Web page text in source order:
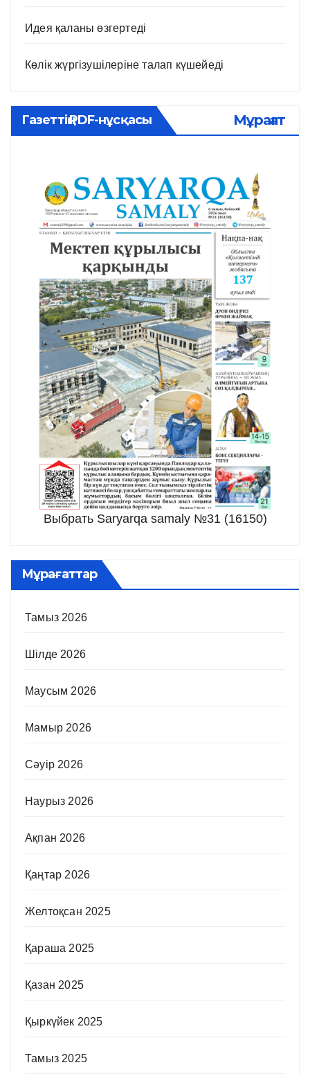
Идея қаланы өзгертеді
Көлік жүргізушілеріне талап күшейеді
Газеттің PDF-нұсқасы Мұрағат
Выбрать Saryarqa samaly №31 (16150)
Мұрағаттар
Тамыз 2026
Шілде 2026
Маусым 2026
Мамыр 2026
Сәуір 2026
Наурыз 2026
Ақпан 2026
Қаңтар 2026
Желтоқсан 2025
Қараша 2025
Қазан 2025
Қыркүйек 2025
Тамыз 2025